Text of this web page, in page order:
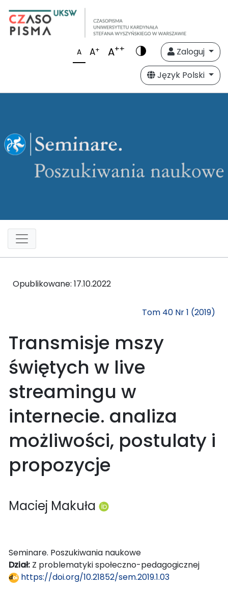
A A+ A++
Zaloguj
Język Polski
Opublikowane: 17.10.2022
Tom 40 Nr 1 (2019)
Transmisje mszy
świętych w live
streamingu w
internecie. analiza
możliwości, postulaty i
propozycje
Maciej Makuła
Seminare. Poszukiwania naukowe
Dział: Z problematyki społeczno-pedagogicznej
https://doi.org/10.21852/sem.2019.1.03